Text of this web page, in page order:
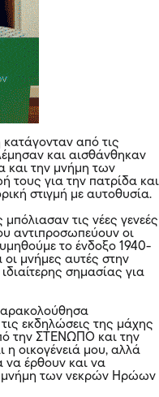
από τις
και αισθάνθηκαν
και την μνήμη των
τους για την πατρίδα και
στιγμή με αυτοθυσία.
τις νέες γενεές
αντιπροσωπεύουν οι
το ένδοξο 1940-
μνήμες αυτές στην
σημασίας για
εκδηλώσεις της μάχης
την ΣΤΕΝΩΠΟ και την
η οικογένειά μου, αλλά
να έρθουν και να
μνήμη των νεκρών Ηρώων